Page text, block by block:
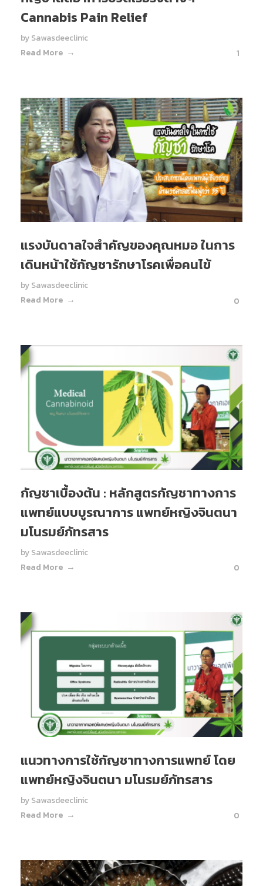
Cannabis Pain Relief
bySawasdeeclinic
Read More
1
แรงบันดาลใจสำคัญของคุณหมอ ในการ
เดินหน้าใช้กัญชารักษาโรคเพื่อคนไข้
bySawasdeeclinic
Read More
0
กัญชาเบื้องต้น : หลักสูตรกัญชาทางการ
แพทย์แบบบูรณาการ แพทย์หญิงจินตนา
มโนรมย์ภัทรสาร
bySawasdeeclinic
Read More
0
แนวทางการใช้กัญชาทางการแพทย์ โดย
แพทย์หญิงจินตนา มโนรมย์ภัทรสาร
bySawasdeeclinic
Read More
0